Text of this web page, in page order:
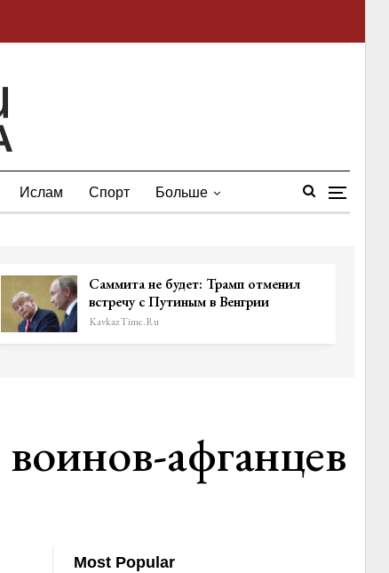
Ислам Спорт Больше
Саммита не будет: Трамп отменил
встречу с Путиным в Венгрии
KavkazTime.ru
афганцев
Most Popular